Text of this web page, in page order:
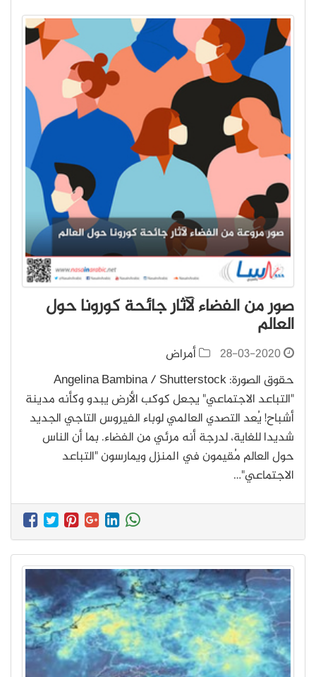
صور من الفضاء لآثار جائحة كورونا حول
العالم
28-03-2020
أمراض
حقوق الصورة: Angelina Bambina / Shutterstock
"التباعد الاجتماعي" يجعل كوكب الأرض يبدو وكأنه مدينة
أشباح! يُعد التصدي العالمي لوباء الفيروس التاجي الجديد
شديدا للغاية، لدرجة أنه مرئي من الفضاء. بما أن الناس
حول العالم مُقيمون في المنزل ويمارسون "التباعد
الاجتماعي"…